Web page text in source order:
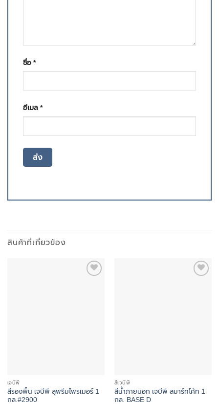
ชื่อ *
อีเมล *
สินค้าที่เกี่ยวข้อง
เจบีพี
สีรองพื้น เจบีพี สุพรีมไพรเมอร์ 1
กล.#2900
สีเจบีพี
สีน้ำภายนอก เจบีพี สมาร์ทโค้ท 1
กล. BASE D